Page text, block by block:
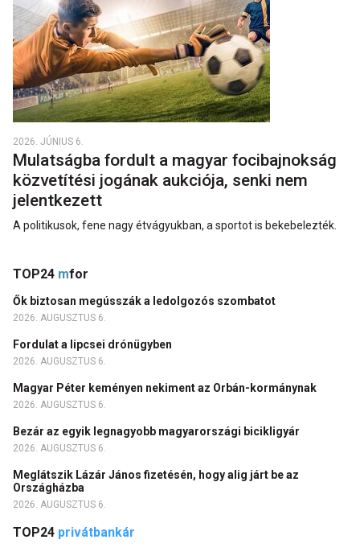
2026. JÚNIUS 6.
Mulatságba fordult a magyar focibajnokság
közvetítési jogának aukciója, senki nem
jelentkezett
A politikusok, fene nagy étvágyukban, a sportot is bekebelezték.
TOP24 mfor
Ők biztosan megússzák a ledolgozós szombatot
2026. AUGUSZTUS 6.
Fordulat a lipcsei drónügyben
2026. AUGUSZTUS 6.
Magyar Péter keményen nekiment az Orbán-kormánynak
2026. AUGUSZTUS 6.
Bezár az egyik legnagyobb magyarországi bicikligyár
2026. AUGUSZTUS 6.
Meglátszik Lázár János fizetésén, hogy alig járt be az
Országházba
2026. AUGUSZTUS 6.
TOP24 privátbankár